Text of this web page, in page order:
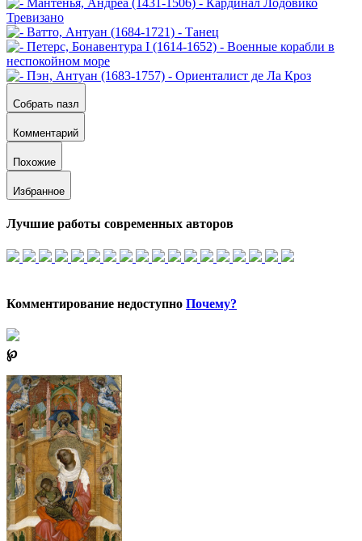
Собрать пазл
Комментарий
Похожие
Избранное
Лучшие работы современных авторов
Комментирование недоступно Почему?
℘